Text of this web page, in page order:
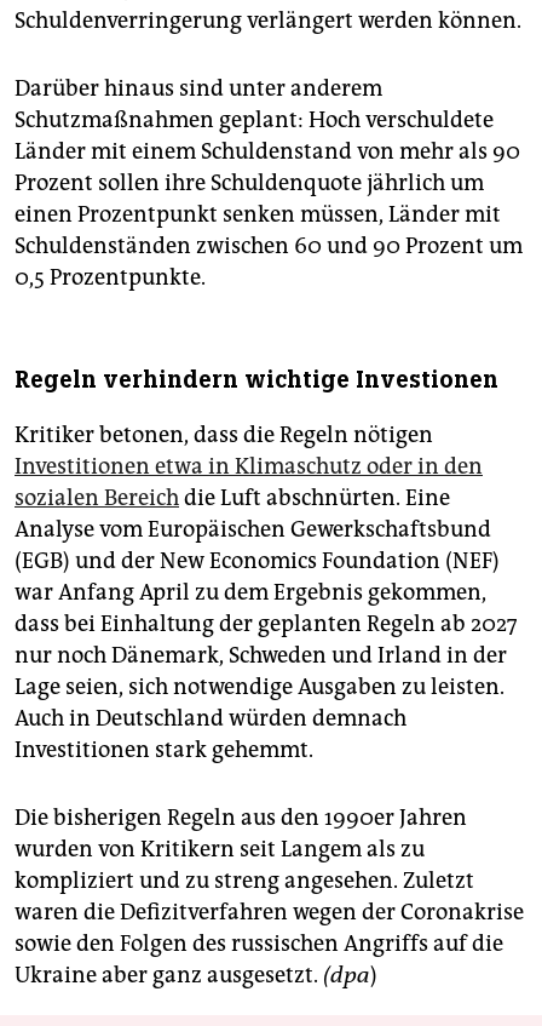
Schuldenverringerung verlängert werden können.
Darüber hinaus sind unter anderem
Schutzmaßnahmen geplant: Hoch verschuldete
Länder mit einem Schuldenstand von mehr als 90
Prozent sollen ihre Schuldenquote jährlich um
einen Prozentpunkt senken müssen, Länder mit
Schuldenständen zwischen 60 und 90 Prozent um
0,5 Prozentpunkte.
Regeln verhindern wichtige Investionen
Kritiker betonen, dass die Regeln nötigen
Investitionen etwa in Klimaschutz oder in den
sozialen Bereichdie Luft abschnürten. Eine
Analyse vom Europäischen Gewerkschaftsbund
(EGB) und der New Economics Foundation (NEF)
war Anfang April zu dem Ergebnis gekommen,
dass bei Einhaltung der geplanten Regeln ab 2027
nur noch Dänemark, Schweden und Irland in der
Lage seien, sich notwendige Ausgaben zu leisten.
Auch in Deutschland würden demnach
Investitionen stark gehemmt.
Die bisherigen Regeln aus den 1990er Jahren
wurden von Kritikern seit Langem als zu
kompliziert und zu streng angesehen. Zuletzt
waren die Defizitverfahren wegen der Coronakrise
sowie den Folgen des russischen Angriffs auf die
Ukraine aber ganz ausgesetzt. (dpa)